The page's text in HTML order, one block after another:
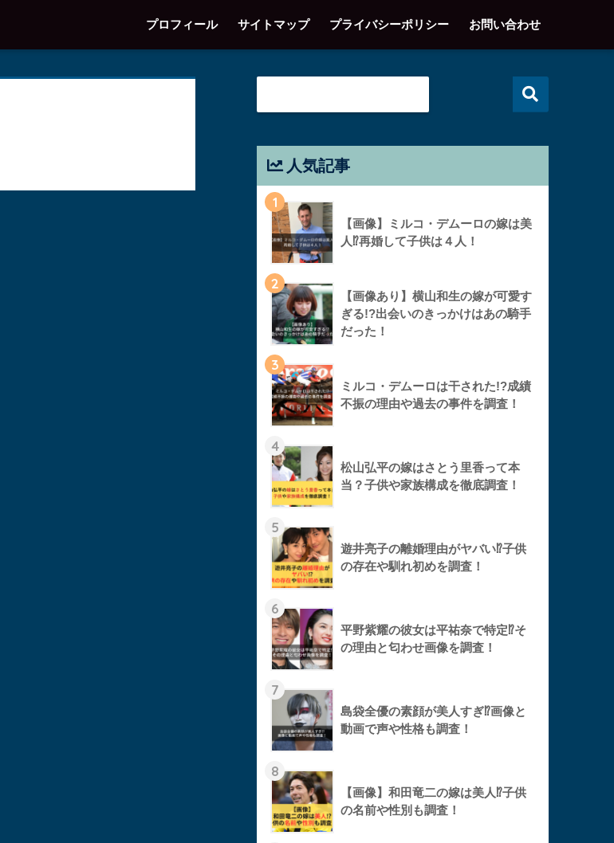
プロフィール サイトマップ プライバシーポリシー お問い合わせ
人気記事
1
【画像】ミルコ・デムーロの嫁は美
人⁉︎再婚して子供は４人！
2
【画像あり】横山和生の嫁が可愛す
ぎる!?出会いのきっかけはあの騎手
だった！
3
ミルコ・デムーロは干された!?成績
不振の理由や過去の事件を調査！
4
松山弘平の嫁はさとう里香って本
当？子供や家族構成を徹底調査！
5
遊井亮子の離婚理由がヤバい⁉︎子供
の存在や馴れ初めを調査！
6
平野紫耀の彼女は平祐奈で特定⁉︎そ
の理由と匂わせ画像を調査！
7
島袋全優の素顔が美人すぎ⁉︎画像と
動画で声や性格も調査！
8
【画像】和田竜二の嫁は美人⁉︎子供
の名前や性別も調査！